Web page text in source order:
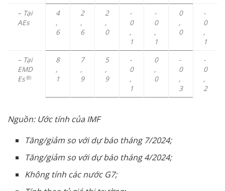
– Tại
AEs
4
,
6
2
,
6
2
,
0
-
0
,
1
-
0
,
1
0
,
0
-
0
,
1
– Tại
EMD
Es (8)
8
,
1
7
,
9
5
,
9
-
0
,
1
0
,
0
-
0
,
3
-
0
,
2
Nguồn: Ước tính của IMF
Tăng/giảm so với dự báo tháng 7/2024;
Tăng/giảm so với dự báo tháng 4/2024;
Không tính các nước G7;